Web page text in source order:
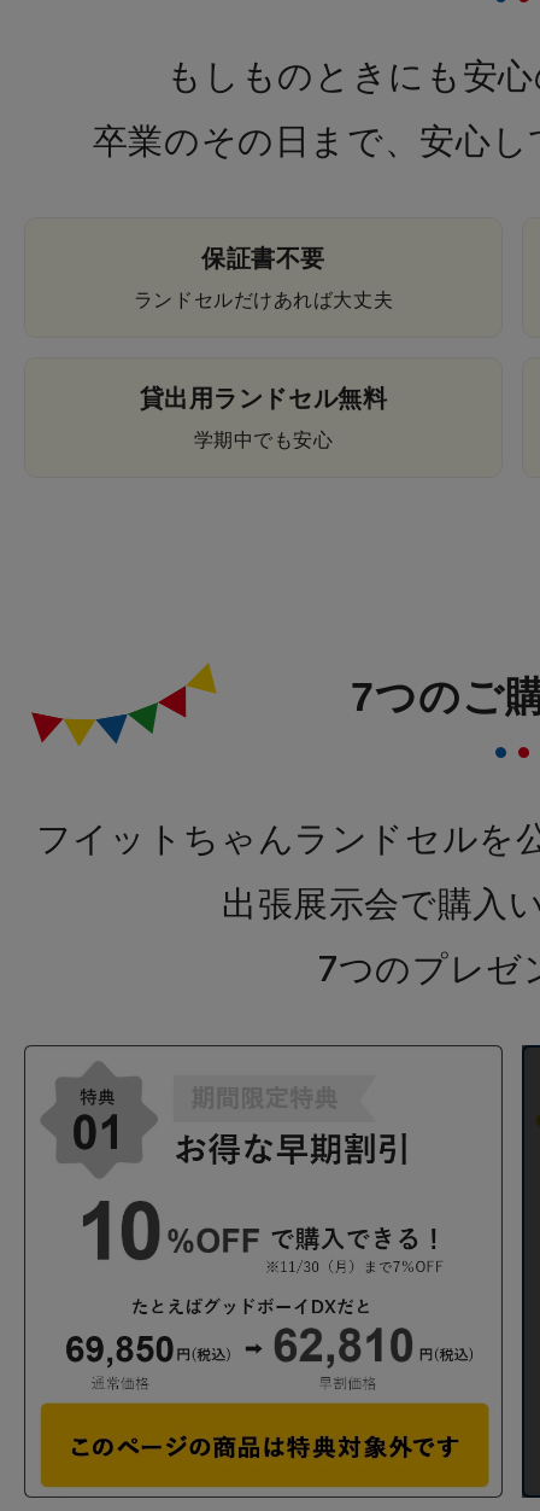
もしものときにも安
卒業のその日まで、安心
保証書不要
ランドセルだけあれば大丈夫
貸出用ランドセル無料
学期中でも安心
7つのご
フイットちゃんランドセルを
出張展示会で購入
7つのプレゼ